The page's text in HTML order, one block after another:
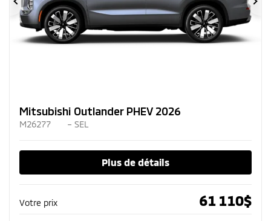
Précédent
Mitsubishi Outlander PHEV 2026
M26277 – SEL
Plus de détails
Votre prix 61 110$